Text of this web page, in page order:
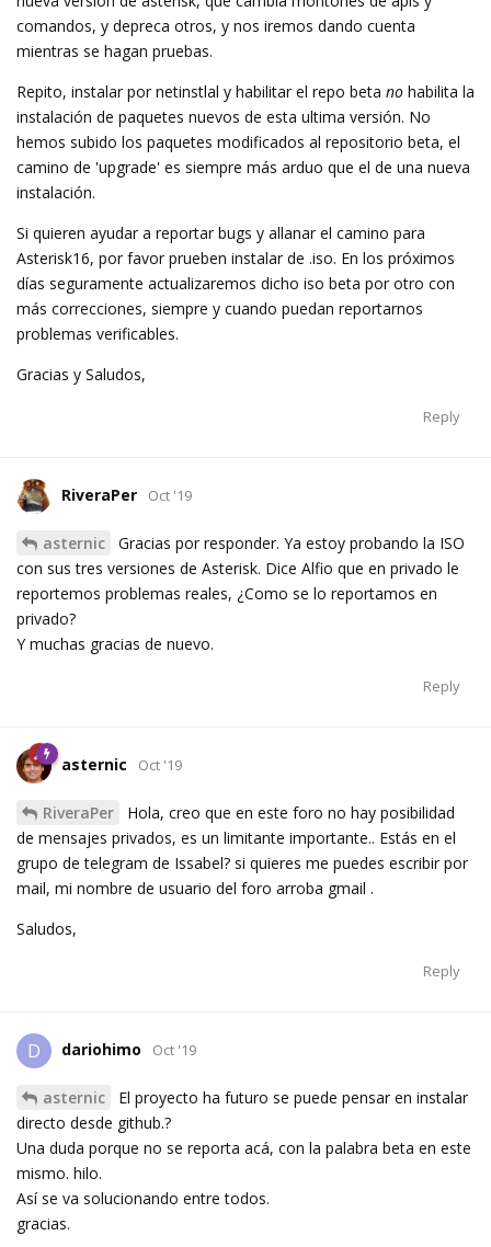
comandos, y depreca otros, y nos iremos dando cuenta
mientras se hagan pruebas.
Repito, instalar por netinstlal y habilitar el repo beta no habilita la
instalación de paquetes nuevos de esta ultima versión. No
hemos subido los paquetes modificados al repositorio beta, el
camino de 'upgrade' es siempre más arduo que el de una nueva
instalación.
Si quieren ayudar a reportar bugs y allanar el camino para
Asterisk16, por favor prueben instalar de .iso. En los próximos
días seguramente actualizaremos dicho iso beta por otro con
más correcciones, siempre y cuando puedan reportarnos
problemas verificables.
Gracias y Saludos,
Reply
RiveraPer Oct '19
asternic
Gracias por responder. Ya estoy probando la ISO
con sus tres versiones de Asterisk. Dice Alfio que en privado le
reportemos problemas reales, ¿Como se lo reportamos en
privado?
Y muchas gracias de nuevo.
Reply
asternic Oct '19
RiveraPer
Hola, creo que en este foro no hay posibilidad
de mensajes privados, es un limitante importante.. Estás en el
grupo de telegram de Issabel? si quieres me puedes escribir por
mail, mi nombre de usuario del foro arroba gmail .
Saludos,
Reply
D dariohimo Oct '19
asternic
El proyecto ha futuro se puede pensar en instalar
directo desde github.?
Una duda porque no se reporta acá, con la palabra beta en este
mismo. hilo.
Así se va solucionando entre todos.
gracias.